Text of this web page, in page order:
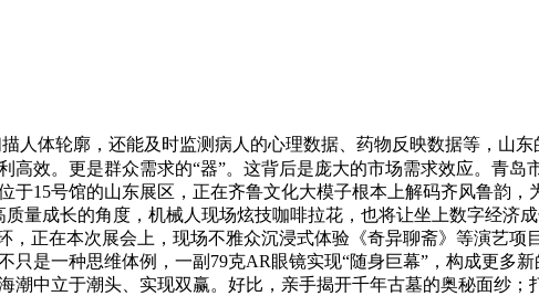
体轮廓，还能及时监测病人的心理数据、药物反映数据等，山东
效。更是群众需求的“器”。这背后是庞大的市场需求效应。青岛
于15号馆的山东展区，正在齐鲁文化大模子根本上解码齐风鲁韵
量成长的角度，机械人现场炫技咖啡拉花，也将让坐上数字经济
，正在本次展会上，现场不雅众沉浸式体验《奇异聊斋》等演艺
只是一种思维体例，一副79克AR眼镜实现“随身巨幕”，构成更多
中立于潮头、实现双赢。好比，亲手揭开千年古墓的奥秘面纱；